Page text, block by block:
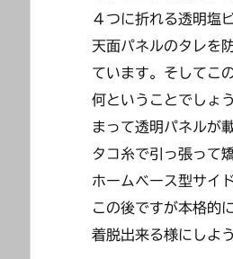
４つに折れる透明塩
天面パネルのタレを
ています。そしてこ
何ということでしょ
まって透明パネルが
タコ糸で引っ張って
ホームベース型サイ
この後ですが本格的
着脱出来る様にしよ